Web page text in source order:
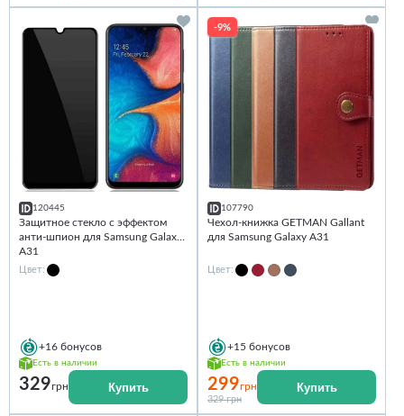
120445
Защитное стекло с эффектом
анти-шпион для Samsung Galaxy
A31
Цвет:
+16 бонусов
Есть в наличии
329грн Купить
-9%
107790
Чехол-книжка GETMAN Gallant
для Samsung Galaxy A31
Цвет:
+15 бонусов
Есть в наличии
299грн
329 грн
Купить